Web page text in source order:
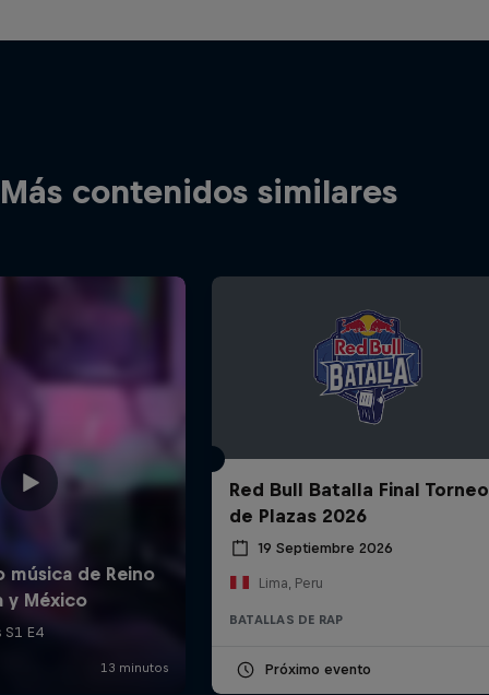
Más contenidos similares
Red Bull Batalla Final Torneo
de Plazas 2026
19 Septiembre 2026
Lima, Peru
BATALLAS DE RAP
Próximo evento